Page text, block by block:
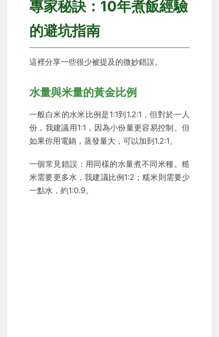
專家秘訣：10年煮飯經驗
的避坑指南
這裡分享一些很少被提及的微妙錯誤。
水量與米量的黃金比例
一般白米的水米比例是1:1到1.2:1，但對於一人
份，我建議用1:1，因為小份量更容易控制。但
如果你用電鍋，蒸發量大，可以加到1.2:1。
一個常見錯誤：用同樣的水量煮不同米種。糙
米需要更多水，我建議比例1:2；糯米則需要少
一點水，約1:0.9。